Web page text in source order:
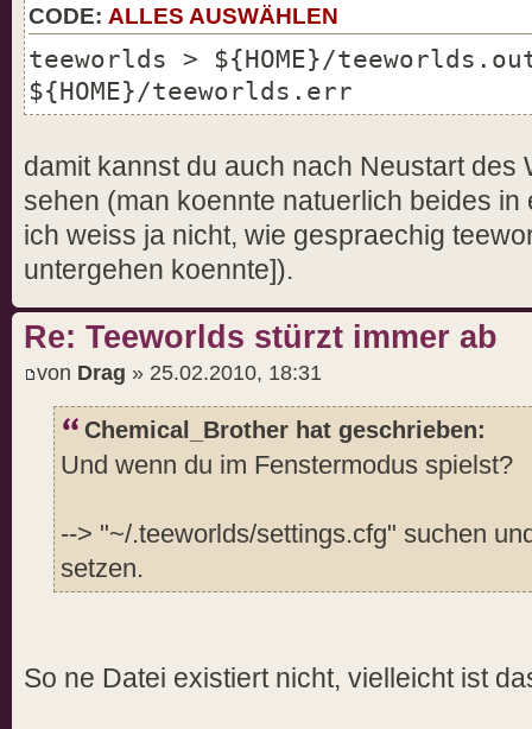
CODE: ALLES AUSWÄHLEN
teeworlds > ${HOME}/
${HOME}/teeworlds.err
damit kannst du auch nach Neustart des
sehen (man koennte natuerlich beides in
ich weiss ja nicht, wie gespraechig
untergehen koennte]).
Re: Teeworlds stürzt immer ab
von Drag » 25.02.2010, 18:31
Chemical_Brother hat geschrieben:
Und wenn du im Fenstermodus spielst?
--> "~/.teeworlds/settings.cfg" suchen
setzen.
So ne Datei existiert nicht, vielleicht ist